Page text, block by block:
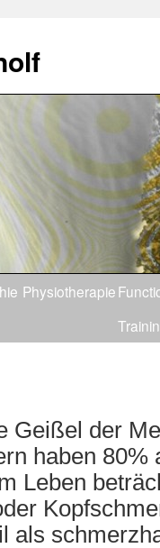
Physiotherapie
Geißel der
haben 80%
Leben
als